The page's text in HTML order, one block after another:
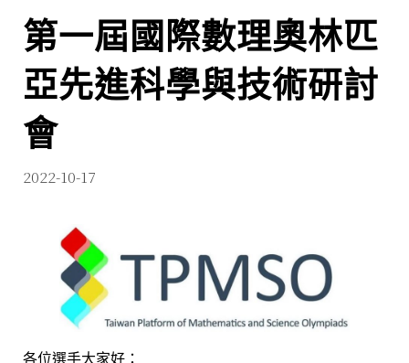
第一屆國際數理奧林匹
亞先進科學與技術研討
會
2022-10-17
各位選手大家好：